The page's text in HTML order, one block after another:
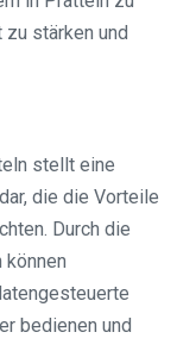
stärken und
stellt eine
die die Vorteile
Durch die
können
bedienen und